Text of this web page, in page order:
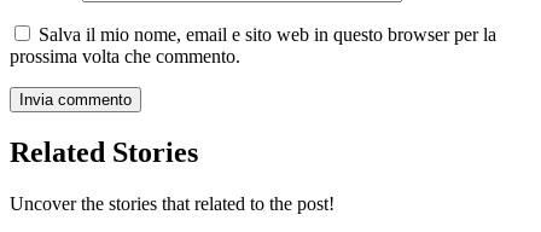
Salva il mio nome, email e sito web in questo browser per la
prossima volta che commento.
Related Stories
Uncover the stories that related to the post!